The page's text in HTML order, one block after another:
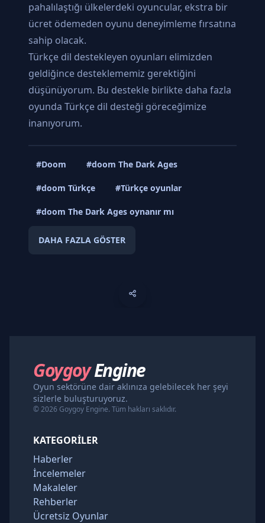
pahalılaştığı ülkelerdeki oyuncular, ekstra bir
ücret ödemeden oyunu deneyimleme fırsatına
sahip olacak.
Türkçe dil destekleyen oyunları elimizden
geldiğince desteklememiz gerektiğini
düşünüyorum. Bu destekle birlikte daha fazla
oyunda Türkçe dil desteği göreceğimize
inanıyorum.
#Doom #doom The Dark Ages
#doom Türkçe #Türkçe oyunlar
#doom The Dark Ages oynanır mı
DAHA FAZLA GÖSTER
GoygoyEngine
Oyun sektörüne dair aklınıza gelebilecek her şeyi
sizlerle buluşturuyoruz.
© 2026 Goygoy Engine. Tüm hakları saklıdır.
KATEGORILER
Haberler
İncelemeler
Makaleler
Rehberler
Ücretsiz Oyunlar